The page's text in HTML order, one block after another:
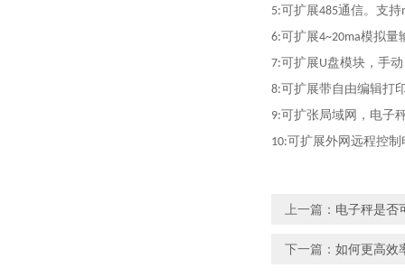
5:可扩展485通信。支持
6:可扩展4~20ma模拟量
7:可扩展U盘模块，手
8:可扩展带自由编辑打
9:可扩张局域网，电子
10:可扩展外网远程控
上一篇： 电子秤是否
下一篇： 如何更高效